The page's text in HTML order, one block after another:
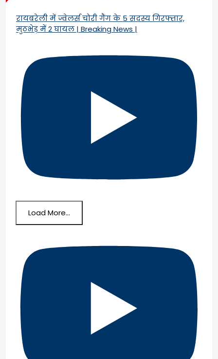
रायबरेली में ज्वेलर्स चोरी गैंग के 5 सदस्य गिरफ्तार,
मुठभेड़ में 2 घायल | Breaking News |
Load More...